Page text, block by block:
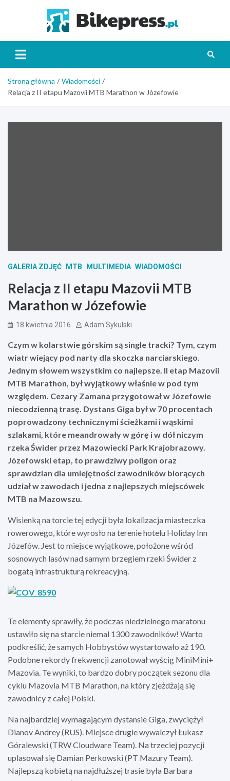
Strona główna
Wiadomości
Relacja z II etapu Mazovii MTB Marathon w Józefowie
GALERIA ZDJĘĆ MTB MULTIMEDIA WIADOMOŚCI
Relacja z II etapu Mazovii MTB
Marathon w Józefowie
18 kwietnia 2016 Adam Sykulski
Czym w kolarstwie górskim są single tracki? Tym, czym
wiatr wiejący pod narty dla skoczka narciarskiego.
Jednym słowem wszystkim co najlepsze. II etap Mazovii
MTB Marathon, był wyjątkowy właśnie w pod tym
względem. Cezary Zamana przygotował w Józefowie
niecodzienną trasę. Dystans Giga był w 70 procentach
poprowadzony technicznymi ścieżkami i wąskimi
szlakami, które meandrowały w górę i w dół niczym
rzeka Świder przez Mazowiecki Park Krajobrazowy.
Józefowski etap, to prawdziwy poligon oraz
sprawdzian dla umiejętności zawodników biorących
udział w zawodach i jedna z najlepszych miejscówek
MTB na Mazowszu.
Wisienką na torcie tej edycji była lokalizacja miasteczka
rowerowego, które wyrosło na terenie hotelu Holiday Inn
Józefów. Jest to miejsce wyjątkowe, położone wśród
sosnowych lasów nad samym brzegiem rzeki Świder z
bogatą infrastrukturą rekreacyjną.
Te elementy sprawiły, że podczas niedzielnego maratonu
ustawiło się na starcie niemal 1300 zawodników! Warto
podkreślić, że samych Hobbystów wystartowało aż 190.
Podobne rekordy frekwencji zanotował wyścig MiniMini+
Mazovia. Te wyniki, to bardzo dobry początek sezonu dla
cyklu Mazovia MTB Marathon, na który zjeżdżają się
zawodnicy z całej Polski.
Na najbardziej wymagającym dystansie Giga, zwyciężył
Dianov Andrey (RUS). Miejsce drugie wywalczył Łukasz
Góralewski (TRW Cloudware Team). Na trzeciej pozycji
uplasował się Damian Perkowski (PT Mazury Team).
Najlepszą kobietą na najdłuższej trasie była Barbara